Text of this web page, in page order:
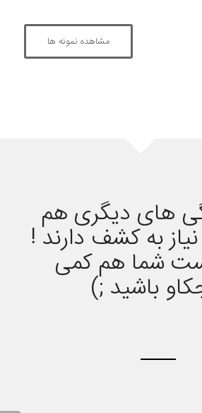
مشاهده نمونه ها
های دیگری هم
به کشف دارند !
شما هم کمی
باشید ;)